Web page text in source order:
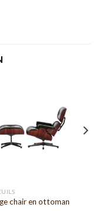
chair en ottoman